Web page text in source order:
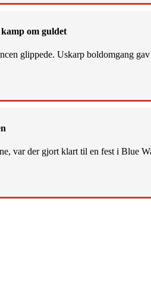
om guldet
glippede. Uskarp boldomgang
var der gjort klart til en fest i Blue